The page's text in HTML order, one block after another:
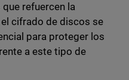
refuercen la
cifrado de discos se
para proteger los
a este tipo de